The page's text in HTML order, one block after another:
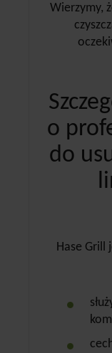
Wierzymy,
o
do
Hase Grill